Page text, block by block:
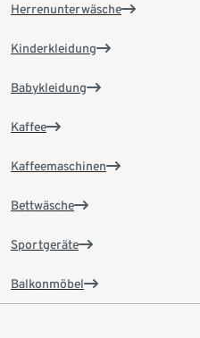
Herrenunterwäsche
Kinderkleidung
Babykleidung
Kaffee
Kaffeemaschinen
Bettwäsche
Sportgeräte
Balkonmöbel